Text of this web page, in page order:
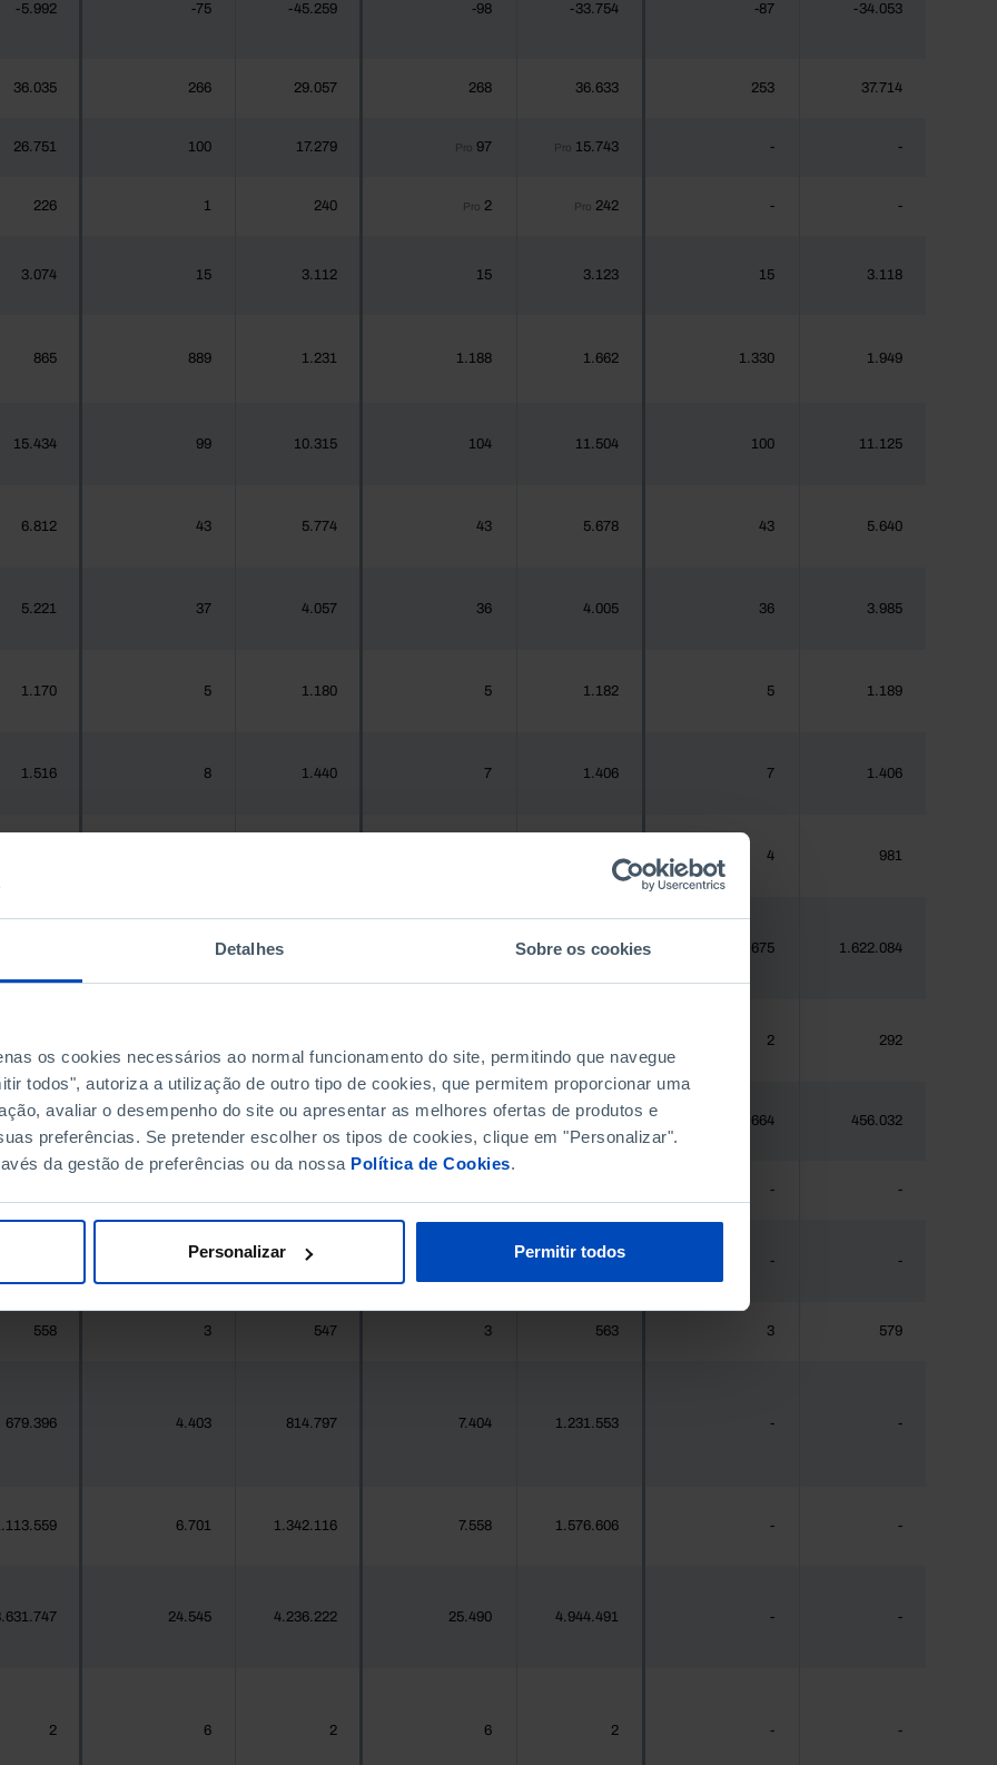
Detalhes Sobre os cookies
os cookies necessários ao normal funcionamento do site, permitindo que navegue
todos", autoriza a utilização de outro tipo de cookies, que permitem proporcionar uma
avaliar o desempenho do site ou apresentar as melhores ofertas de produtos e
preferências. Se pretender escolher os tipos de cookies, clique em "Personalizar".
da gestão de preferências ou da nossa Política de Cookies.
Personalizar Permitir todos
-5.992 -75 -45.259 -98 -33.754 -87 -34.053
36.035 266 29.057 268 36.633 253 37.714
26.751 100 17.279 Pro 97 Pro 15.743 - -
226 1 240 Pro 2 Pro 242 - -
3.074 15 3.112 15 3.123 15 3.118
865 889 1.231 1.188 1.662 1.330 1.949
15.434 99 10.315 104 11.504 100 11.125
6.812 43 5.774 43 5.678 43 5.640
5.221 37 4.057 36 4.005 36 3.985
1.170 5 1.180 5 1.182 5 1.189
1.516 8 1.440 7 1.406 7 1.406
970 4 981
1.575.679 1.620.555 10.675 1.622.084
2 292
396.268 270 411.995 623 448.235 664 456.032
- -
1 24.469 44.941 - -
558 3 547 3 563 3 579
679.396 4.403 814.797 7.404 1.231.553 - -
6.701 1.342.116 7.558 1.576.606 - -
24.545 4.236.222 25.490 4.944.491 - -
2 6 2 6 2 - -